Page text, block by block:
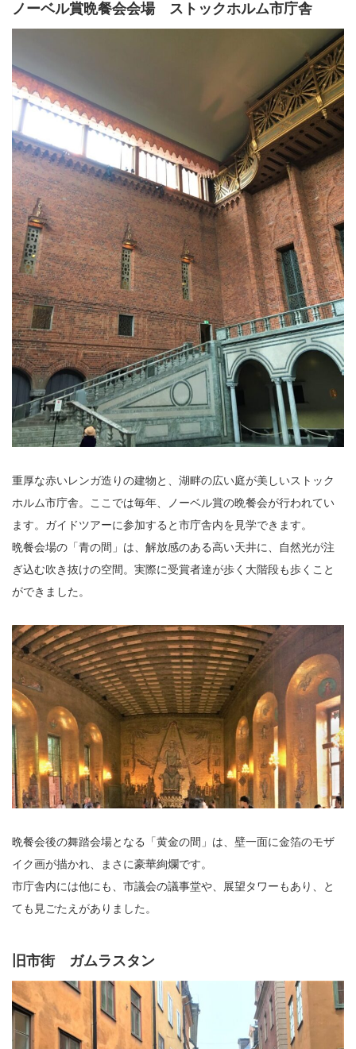
ノーベル賞晩餐会会場 ストックホルム市庁舎
重厚な赤いレンガ造りの建物と、湖畔の広い庭が美しいストック
ホルム市庁舎。ここでは毎年、ノーベル賞の晩餐会が行われてい
ます。ガイドツアーに参加すると市庁舎内を見学できます。
晩餐会場の「青の間」は、解放感のある高い天井に、自然光が注
ぎ込む吹き抜けの空間。実際に受賞者達が歩く大階段も歩くこと
ができました。
晩餐会後の舞踏会場となる「黄金の間」は、壁一面に金箔のモザ
イク画が描かれ、まさに豪華絢爛です。
市庁舎内には他にも、市議会の議事堂や、展望タワーもあり、と
ても見ごたえがありました。
旧市街 ガムラスタン